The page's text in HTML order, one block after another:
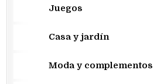
Juegos
Casa y jardín
Moda y complementos